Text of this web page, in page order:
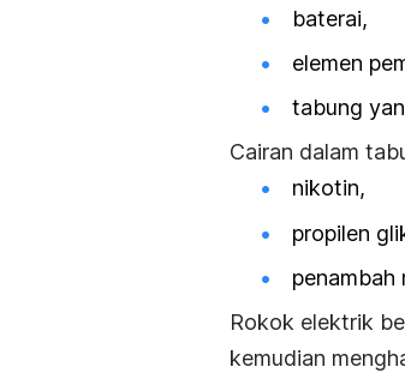
baterai,
elemen
tabung
Cairan dalam
nikotin,
propilen
penambah
Rokok elektrik
kemudian